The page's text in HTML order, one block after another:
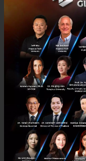
Social และ urban
ละเอียดเพิ่มเติมได้ที่
ทั้งนี้นายบารัค ซารา
Techsauce Summit
ติกวณิชย์ ในหัวข้อ
Economy of
ถือเป็นกรณีศึกษาที่น่
ประเทศด้วย Startup
News Startup Thailand